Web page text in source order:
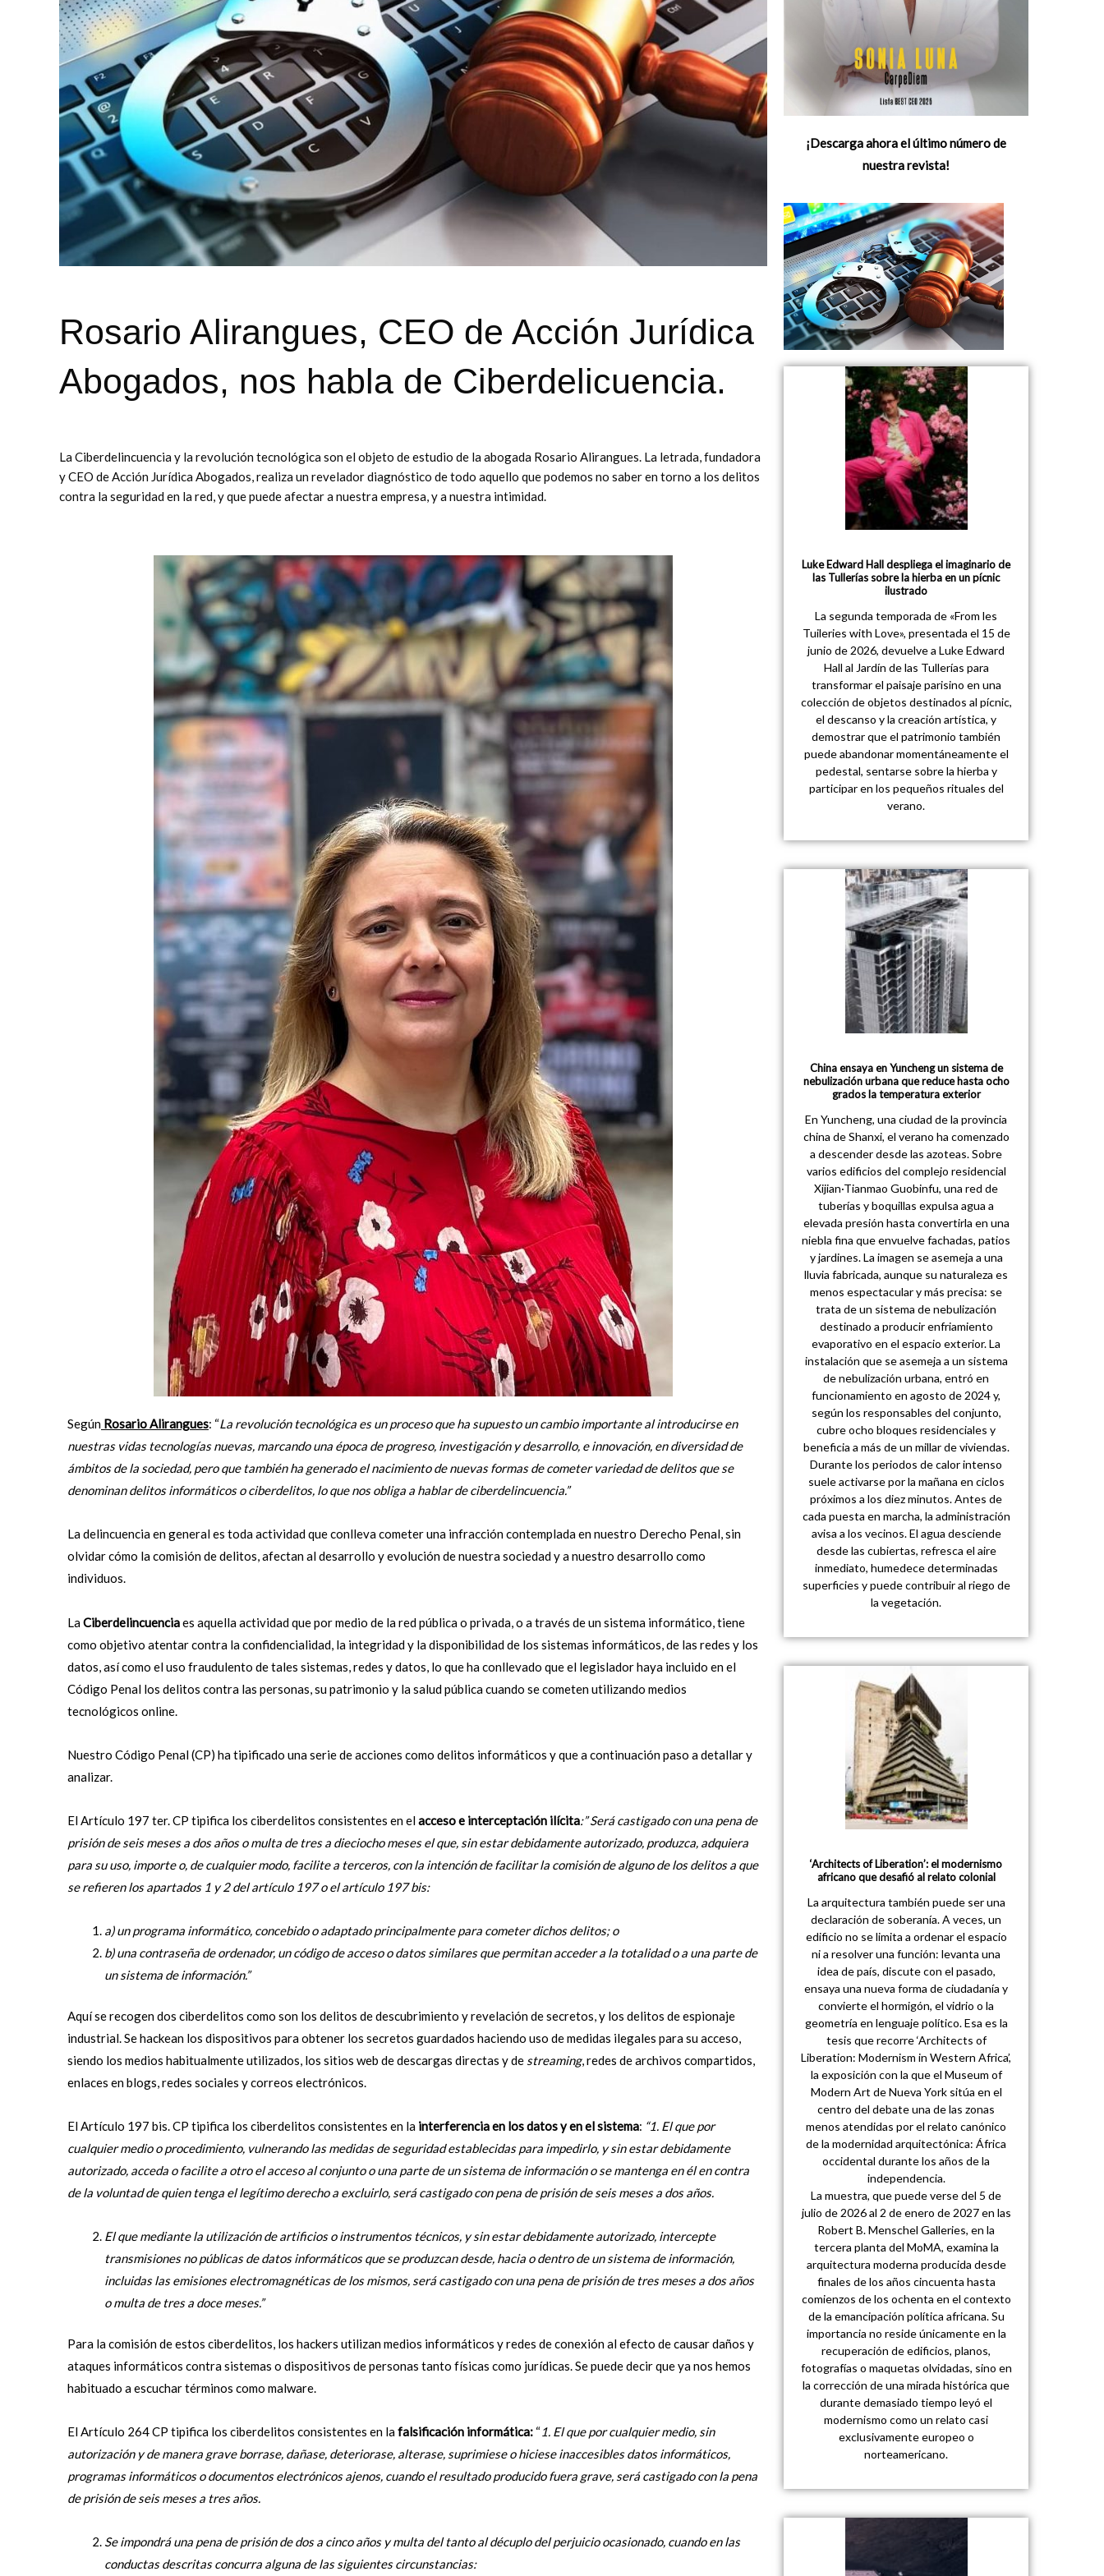
Rosario Alirangues, CEO de Acción Jurídica
Abogados, nos habla de Ciberdelicuencia.
La Ciberdelincuencia y la revolución tecnológica son el objeto de estudio de la abogada Rosario Alirangues. La letrada, fundadora
y CEO de Acción Jurídica Abogados, realiza un revelador diagnóstico de todo aquello que podemos no saber en torno a los delitos
contra la seguridad en la red, y que puede afectar a nuestra empresa, y a nuestra intimidad.
Según Rosario Alirangues: “La revolución tecnológica es un proceso que ha supuesto un cambio importante al introducirse en
nuestras vidas tecnologías nuevas, marcando una época de progreso, investigación y desarrollo, e innovación, en diversidad de
ámbitos de la sociedad, pero que también ha generado el nacimiento de nuevas formas de cometer variedad de delitos que se
denominan delitos informáticos o ciberdelitos, lo que nos obliga a hablar de ciberdelincuencia.”
La delincuencia en general es toda actividad que conlleva cometer una infracción contemplada en nuestro Derecho Penal, sin
olvidar cómo la comisión de delitos, afectan al desarrollo y evolución de nuestra sociedad y a nuestro desarrollo como
individuos.
LaCiberdelincuenciaes aquella actividad que por medio de la red pública o privada, o a través de un sistema informático, tiene
como objetivo atentar contra la confidencialidad, la integridad y la disponibilidad de los sistemas informáticos, de las redes y los
datos, así como el uso fraudulento de tales sistemas, redes y datos, lo que ha conllevado que el legislador haya incluido en el
Código Penal los delitos contra las personas, su patrimonio y la salud pública cuando se cometen utilizando medios
tecnológicos online.
Nuestro Código Penal (CP) ha tipificado una serie de acciones como delitos informáticos y que a continuación paso a detallar y
analizar.
El Artículo 197 ter. CP tipifica los ciberdelitos consistentes en elacceso e interceptación ilícita:” Será castigado con una pena de
prisión de seis meses a dos años o multa de tres a dieciocho meses el que, sin estar debidamente autorizado, produzca, adquiera
para su uso, importe o, de cualquier modo, facilite a terceros, con la intención de facilitar la comisión de alguno de los delitos a que
se refieren los apartados 1 y 2 del artículo 197 o el artículo 197 bis:
a) un programa informático, concebido o adaptado principalmente para cometer dichos delitos; o
b) una contraseña de ordenador, un código de acceso o datos similares que permitan acceder a la totalidad o a una parte de
un sistema de información.”
Aquí se recogen dos ciberdelitos como son los delitos de descubrimiento y revelación de secretos, y los delitos de espionaje
industrial. Se hackean los dispositivos para obtener los secretos guardados haciendo uso de medidas ilegales para su acceso,
siendo los medios habitualmente utilizados, los sitios web de descargas directas y de streaming, redes de archivos compartidos,
enlaces en blogs, redes sociales y correos electrónicos.
El Artículo 197 bis. CP tipifica los ciberdelitos consistentes en la interferencia en los datos y en el sistema: “1. El que por
cualquier medio o procedimiento, vulnerando las medidas de seguridad establecidas para impedirlo, y sin estar debidamente
autorizado, acceda o facilite a otro el acceso al conjunto o una parte de un sistema de información o se mantenga en él en contra
de la voluntad de quien tenga el legítimo derecho a excluirlo, será castigado con pena de prisión de seis meses a dos años.
El que mediante la utilización de artificios o instrumentos técnicos, y sin estar debidamente autorizado, intercepte
transmisiones no públicas de datos informáticos que se produzcan desde, hacia o dentro de un sistema de información,
incluidas las emisiones electromagnéticas de los mismos, será castigado con una pena de prisión de tres meses a dos años
o multa de tres a doce meses.”
Para la comisión de estos ciberdelitos, los hackers utilizan medios informáticos y redes de conexión al efecto de causar daños y
ataques informáticos contra sistemas o dispositivos de personas tanto físicas como jurídicas. Se puede decir que ya nos hemos
habituado a escuchar términos como malware.
El Artículo 264 CP tipifica los ciberdelitos consistentes en lafalsificación informática: “1. El que por cualquier medio, sin
autorización y de manera grave borrase, dañase, deteriorase, alterase, suprimiese o hiciese inaccesibles datos informáticos,
programas informáticos o documentos electrónicos ajenos, cuando el resultado producido fuera grave, será castigado con la pena
de prisión de seis meses a tres años.
Se impondrá una pena de prisión de dos a cinco años y multa del tanto al décuplo del perjuicio ocasionado, cuando en las
conductas descritas concurra alguna de las siguientes circunstancias:
¡Descarga ahora el último número de
nuestra revista!
Luke Edward Hall despliega el imaginario de
las Tullerías sobre la hierba en un pícnic
ilustrado
La segunda temporada de «From les
Tuileries with Love», presentada el 15 de
junio de 2026, devuelve a Luke Edward
Hall al Jardín de las Tullerías para
transformar el paisaje parisino en una
colección de objetos destinados al pícnic,
el descanso y la creación artística, y
demostrar que el patrimonio también
puede abandonar momentáneamente el
pedestal, sentarse sobre la hierba y
participar en los pequeños rituales del
verano.
China ensaya en Yuncheng un sistema de
nebulización urbana que reduce hasta ocho
grados la temperatura exterior
En Yuncheng, una ciudad de la provincia
china de Shanxi, el verano ha comenzado
a descender desde las azoteas. Sobre
varios edificios del complejo residencial
Xijian·Tianmao Guobinfu, una red de
tuberías y boquillas expulsa agua a
elevada presión hasta convertirla en una
niebla fina que envuelve fachadas, patios
y jardines. La imagen se asemeja a una
lluvia fabricada, aunque su naturaleza es
menos espectacular y más precisa: se
trata de un sistema de nebulización
destinado a producir enfriamiento
evaporativo en el espacio exterior. La
instalación que se asemeja a un sistema
de nebulización urbana, entró en
funcionamiento en agosto de 2024 y,
según los responsables del conjunto,
cubre ocho bloques residenciales y
beneficia a más de un millar de viviendas.
Durante los periodos de calor intenso
suele activarse por la mañana en ciclos
próximos a los diez minutos. Antes de
cada puesta en marcha, la administración
avisa a los vecinos. El agua desciende
desde las cubiertas, refresca el aire
inmediato, humedece determinadas
superficies y puede contribuir al riego de
la vegetación.
‘Architects of Liberation’: el modernismo
africano que desafió al relato colonial
La arquitectura también puede ser una
declaración de soberanía. A veces, un
edificio no se limita a ordenar el espacio
ni a resolver una función: levanta una
idea de país, discute con el pasado,
ensaya una nueva forma de ciudadanía y
convierte el hormigón, el vidrio o la
geometría en lenguaje político. Esa es la
tesis que recorre ‘Architects of
Liberation: Modernism in Western Africa’,
la exposición con la que el Museum of
Modern Art de Nueva York sitúa en el
centro del debate una de las zonas
menos atendidas por el relato canónico
de la modernidad arquitectónica: África
occidental durante los años de la
independencia.
La muestra, que puede verse del 5 de
julio de 2026 al 2 de enero de 2027 en las
Robert B. Menschel Galleries, en la
tercera planta del MoMA, examina la
arquitectura moderna producida desde
finales de los años cincuenta hasta
comienzos de los ochenta en el contexto
de la emancipación política africana. Su
importancia no reside únicamente en la
recuperación de edificios, planos,
fotografías o maquetas olvidadas, sino en
la corrección de una mirada histórica que
durante demasiado tiempo leyó el
modernismo como un relato casi
exclusivamente europeo o
norteamericano.